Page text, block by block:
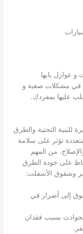
عوازل بابها
في مشكلات صعبة و
عليها بمفردك.
للبنية التحتية والطرق
تؤثر على سلامة
من المهم
على جودة الطرق
وشقوق الأسفلت:
إلى أضرار في
بسبب فقدان